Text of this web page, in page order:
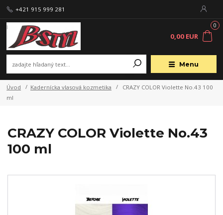
Menu
+421 915 999 281
0
0,00 EUR
Úvod Kadernícka vlasová kozmetika
CRAZY COLOR Violette No.43 100
ml
CRAZY COLOR Violette No.43
100 ml